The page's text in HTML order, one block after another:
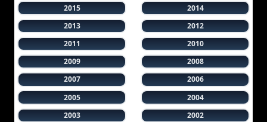
2015
2014
2013
2012
2011
2010
2009
2008
2007
2006
2005
2004
2003
2002